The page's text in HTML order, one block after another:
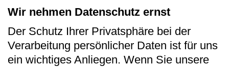
Wir nehmen Datenschutz ernst
Der Schutz Ihrer Privatsphäre bei der
Verarbeitung persönlicher Daten ist für uns
ein wichtiges Anliegen. Wenn Sie unsere